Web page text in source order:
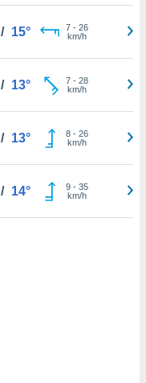
/ 15° 7- 26
km/h
/ 13° 7- 28
km/h
/ 13° 8- 26
km/h
/ 14° 9- 35
km/h